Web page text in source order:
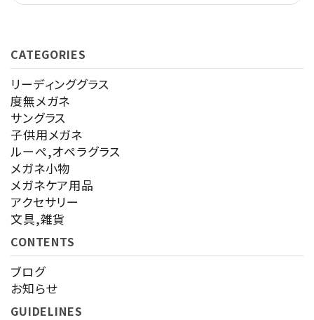
CATEGORIES
リーディンググラス
度無メガネ
サングラス
子供用メガネ
ルーペ,オペラグラス
メガネ小物
メガネケア用品
アクセサリー
文具,雑貨
CONTENTS
ブログ
お知らせ
GUIDELINES